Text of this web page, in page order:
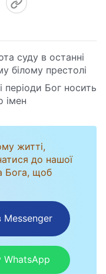
суду в останні
білому престолі
періоди Бог носить
імен
житті,
до нашої
Бога, щоб
Messenger
WhatsApp